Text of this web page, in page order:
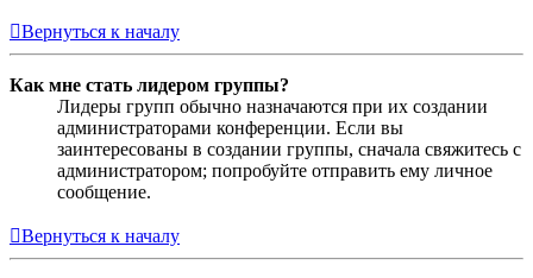
Вернуться к началу
Как мне стать лидером группы?
Лидеры групп обычно назначаются при их создании
администраторами конференции. Если вы
заинтересованы в создании группы, сначала свяжитесь с
администратором; попробуйте отправить ему личное
сообщение.
Вернуться к началу